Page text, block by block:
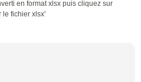
en format xlsx puis cliquez sur
le fichier xlsx'